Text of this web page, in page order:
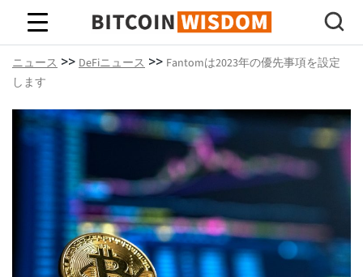
ビットコインの知恵
ニュース >> DeFiニュース >> Fantomは2023年の優先事項を設定
します